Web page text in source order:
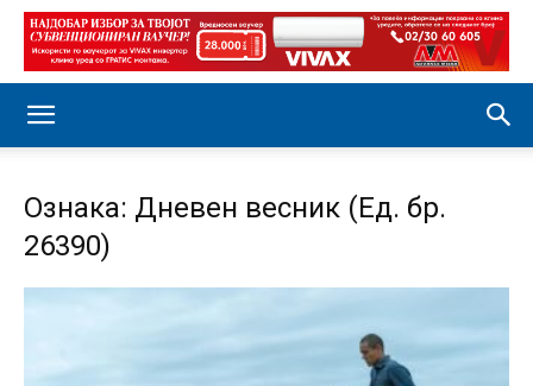
Ознака: Дневен весник (Ед. бр.
26390)